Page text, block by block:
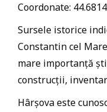
Coordonate:
Sursele istorice
Constantin cel
mare importanță
construcții,
Hârșova este